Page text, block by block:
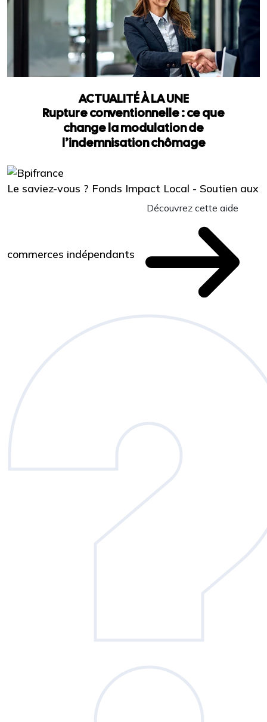
ACTUALITÉ À LA UNE
Rupture conventionnelle : ce que
change la modulation de
l’indemnisation chômage
Le saviez-vous ? Fonds Impact Local - Soutien aux
commerces indépendants
Découvrez cette aide